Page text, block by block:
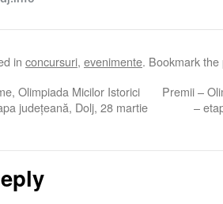
in concursuri, evenimente. Bookmark the
Olimpiada Micilor Istorici
județeană, Dolj, 28 martie
Premii –
–